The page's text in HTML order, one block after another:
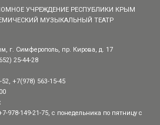
УЧРЕЖДЕНИЕ РЕСПУБЛИКИ КРЫМ
МУЗЫКАЛЬНЫЙ ТЕАТР
г. Симферополь, пр. Кирова, д. 17
25-44-28
+7(978) 563-15-45
978-149-21-75, с понедельника по пятницу с